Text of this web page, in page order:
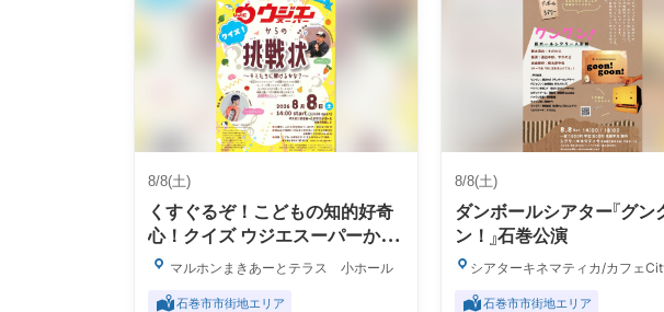
8/8(土)
くすぐるぞ！こどもの知的好奇
心！クイズ ウジエスーパーから
の挑戦状～キミたちに解けるか
マルホンまきあーとテラス 小ホール
石巻市市街地エリア
8/8(土)
ダンボールシアター『グン
ン！』石巻公演
シアターキネマティカ/カフェ
石巻市市街地エリア